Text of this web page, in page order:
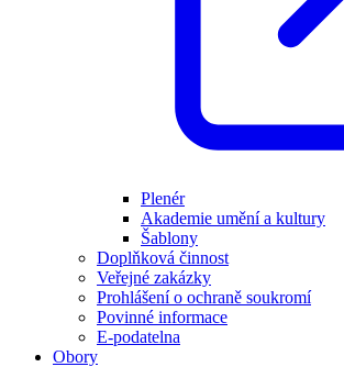
Plenér
Akademie umění a kultury
Šablony
Doplňková činnost
Veřejné zakázky
Prohlášení o ochraně soukromí
Povinné informace
E-podatelna
Obory